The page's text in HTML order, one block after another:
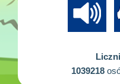
1039218